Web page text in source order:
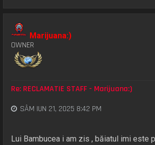
Marijuana:)
OWNER
Re: RECLAMATIE STAFF - Marijuana:)
SÂM IUN 21, 2025 8:42 PM
Lui Bambucea i am zis , băiatul imi este